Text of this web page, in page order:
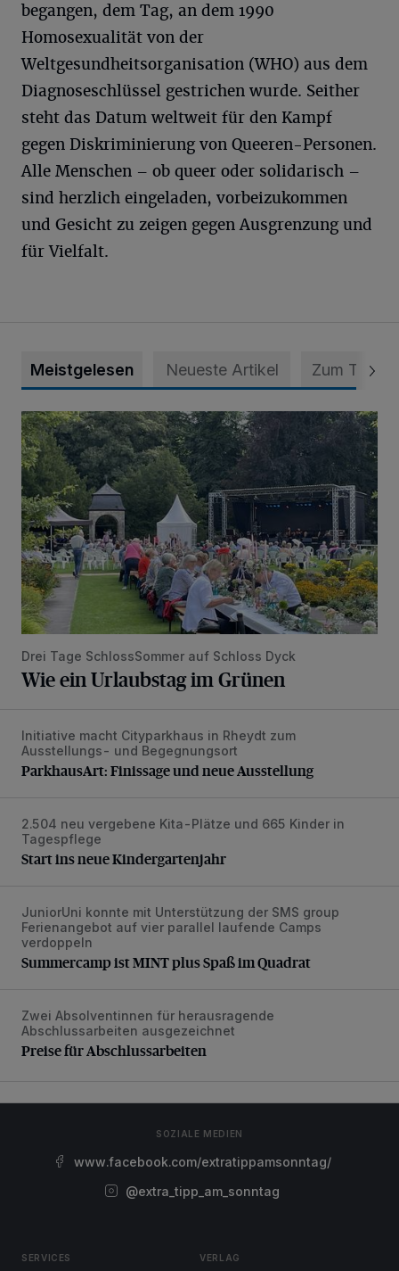
begangen, dem Tag, an dem 1990
Homosexualität von der
Weltgesundheitsorganisation (WHO) aus dem
Diagnoseschlüssel gestrichen wurde. Seither
steht das Datum weltweit für den Kampf
gegen Diskriminierung von Queeren-Personen.
Alle Menschen – ob queer oder solidarisch –
sind herzlich eingeladen, vorbeizukommen
und Gesicht zu zeigen gegen Ausgrenzung und
für Vielfalt.
Meistgelesen Neueste Artikel Zum Thema
Wie ein Urlaubstag im Grünen
Drei Tage SchlossSommer auf Schloss Dyck
Wie ein Urlaubstag im Grünen
ParkhausArt: Finissage und neue Ausstellung
Initiative macht Cityparkhaus in Rheydt zum
Ausstellungs- und Begegnungsort
ParkhausArt: Finissage und neue Ausstellung
Start ins neue Kindergartenjahr
2.504 neu vergebene Kita-Plätze und 665 Kinder in
Tagespflege
Start ins neue Kindergartenjahr
Summercamp ist MINT plus Spaß im Quadrat
JuniorUni konnte mit Unterstützung der SMS group
Ferienangebot auf vier parallel laufende Camps
verdoppeln
Summercamp ist MINT plus Spaß im Quadrat
Preise für Abschlussarbeiten
Zwei Absolventinnen für herausragende
Abschlussarbeiten ausgezeichnet
Preise für Abschlussarbeiten
SOZIALE MEDIEN
www.facebook.com/extratippamsonntag/
@extra_tipp_am_sonntag
SERVICES VERLAG